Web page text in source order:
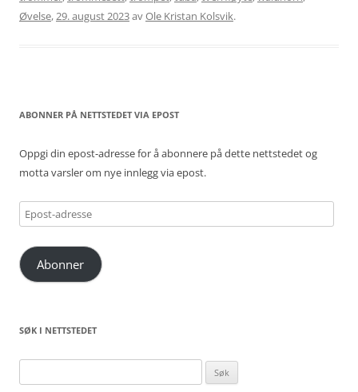
Øvelse,29. august 2023avOle Kristan Kolsvik.
ABONNER PÅ NETTSTEDET VIA EPOST
Oppgi din epost-adresse for å abonnere på dette nettstedet og
motta varsler om nye innlegg via epost.
Epost-
adresse
Abonner
SØK I NETTSTEDET
etter: